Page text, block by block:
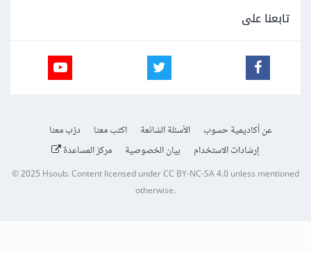
تابعنا على
عن أكاديمية حسوب الأسئلة الشائعة اكتب معنا
درّب معنا
إرشادات الاستخدام
بيان الخصوصية مركز المساعدة
© 2025 Hsoub.Content licensed underCC BY-NC-SA 4.0unless mentioned
otherwise.